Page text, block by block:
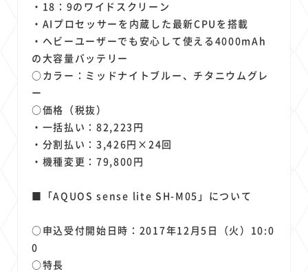
・18：9のワイドスクリーン
・AIプロセッサーを内蔵した最新CPUを搭載
・ヘビーユーザーでも安心して使える4000mAh
の大容量バッテリー
○カラー：ミッドナイトブルー、チタニウムグレ
ー
○価格（税抜）
・一括払い：82,223円
・分割払い：3,426円×24回
・機種変更：79,800円
■「AQUOS sense lite SH-M05」について
○申込受付開始日時：2017年12月5日（火）10:0
0
○特長